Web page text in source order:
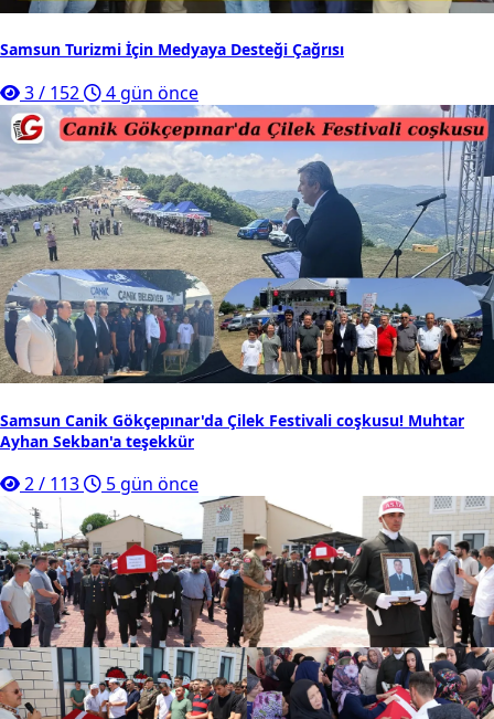
Samsun Turizmi İçin Medyaya Desteği Çağrısı
3/ 152 4 gün önce
Samsun Canik Gökçepınar'da Çilek Festivali coşkusu! Muhtar
Ayhan Sekban'a teşekkür
2/ 113 5 gün önce